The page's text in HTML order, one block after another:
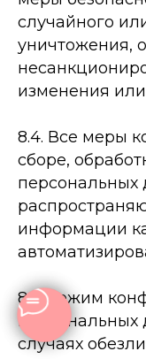
случайного
уничтожения,
изменения
8.4. Все меры
сборе,
персональных
информации
8.5. Режим
персональных
случаях